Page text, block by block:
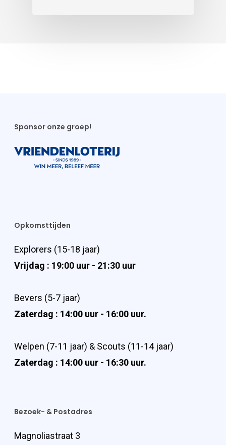
Sponsor onze groep!
Opkomsttijden
Explorers (15-18 jaar)
Vrijdag : 19:00 uur - 21:30 uur
Bevers (5-7 jaar)
Zaterdag : 14:00 uur - 16:00 uur.
Welpen (7-11 jaar) & Scouts (11-14 jaar)
Zaterdag : 14:00 uur - 16:30 uur.
Bezoek- & Postadres
Magnoliastraat 3